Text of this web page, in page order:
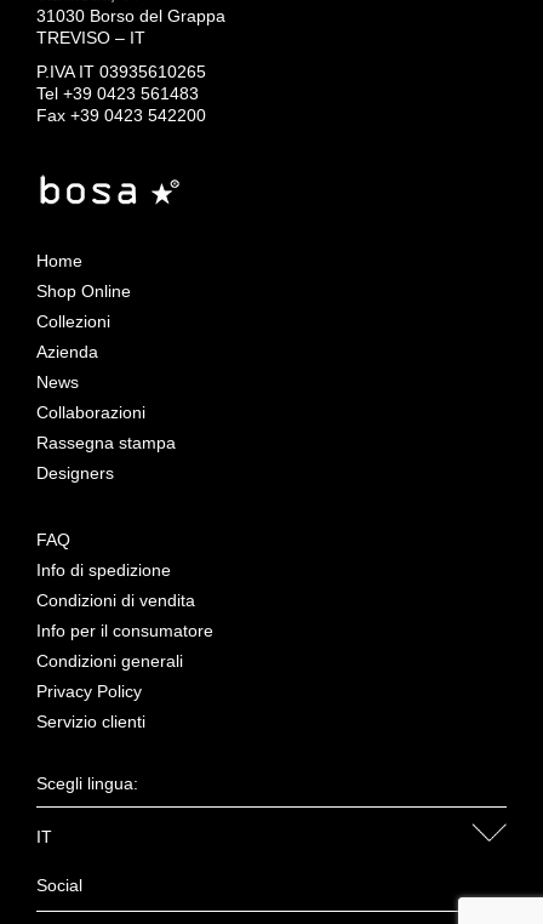
31030 Borso del Grappa
TREVISO – IT
P.IVA IT 03935610265
Tel +39 0423 561483
Fax +39 0423 542200
Home
Shop Online
Collezioni
Azienda
News
Collaborazioni
Rassegna stampa
Designers
FAQ
Info di spedizione
Condizioni di vendita
Info per il consumatore
Condizioni generali
Privacy Policy
Servizio clienti
Scegli lingua:
IT
Social